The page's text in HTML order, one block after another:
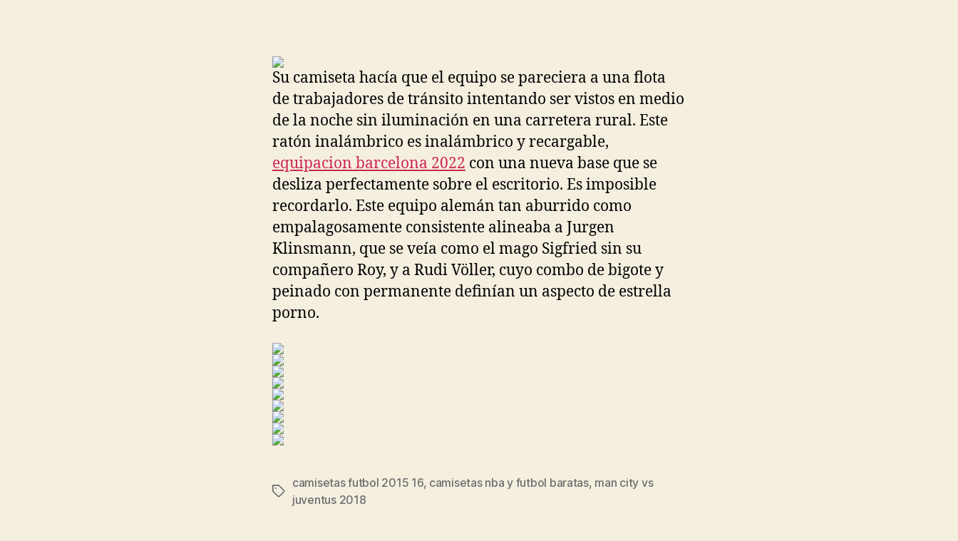
Su camiseta hacía que el equipo se pareciera a una flota
de trabajadores de tránsito intentando ser vistos en medio
de la noche sin iluminación en una carretera rural. Este
ratón inalámbrico es inalámbrico y recargable,
equipacion barcelona 2022 con una nueva base que se
desliza perfectamente sobre el escritorio. Es imposible
recordarlo. Este equipo alemán tan aburrido como
empalagosamente consistente alineaba a Jurgen
Klinsmann, que se veía como el mago Sigfried sin su
compañero Roy, y a Rudi Völler, cuyo combo de bigote y
peinado con permanente definían un aspecto de estrella
porno.
Etiquetas
camisetas futbol 2015 16, camisetas nba y futbol baratas, man city vs
juventus 2018